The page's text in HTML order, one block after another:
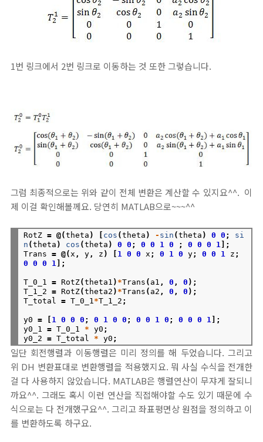
1번 링크에서 2번 링크로 이동하는 것 또한 그렇습니다.
그럼 최종적으로는 위와 같이 전체 변환은 계산할 수 있지요^^. 이
제 이걸 확인해볼께요. 당연히 MATLAB으로~~~^^
RotZ = @(theta ) [ cos (theta ) - sin (theta ) 0 0 ;
si
n (theta ) cos (theta ) 0 0 ; 0 0 1 0 ; 0 0 0 1 ];
Trans
= @( x , y , z ) [ 1 0 0 x ; 0 1 0 y; 0 0 1 z ;
0
0 0 1 ];
T_0_1 = RotZ(theta1 ) *Trans ( a1 , 0 , 0 );
T_1_2
= RotZ(theta2 ) *Trans ( a2 , 0 , 0 );
T_total
= T_0_1 *T_1_2 ;
y0 = [ 1 0 0 0 ; 0 1 0 0 ; 0 0 1 0 ; 0 0 0 1 ];
y0_1
= T_0_1 * y0 ;
y0_2
= T_total * y0 ;
일단 회전행렬과 이동행렬은 미리 정의를 해 두었습니다. 그리고
위 DH 변환표대로 변환행렬을 적용했지요. 뭐 사실 수식을 전개한
걸 다 사용하지 않았습니다. MATLAB은 행렬연산이 무쟈게 잘되니
까요^^. 그래도 혹시 이런 연산을 직접해야할 수도 있기 때문에 수
식으로는 다 전개했구요^^. 그리고 좌표평면상 원점을 정의하고 이
를 변환하도록 하구요.